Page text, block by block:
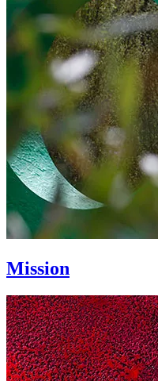
Mission